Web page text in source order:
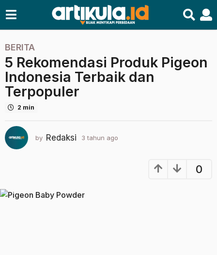
3
t
a
h
u
n
g
o
h
u
BERITA
5 Rekomendasi Produk Pigeon
Indonesia Terbaik dan
Terpopuler
2 min
by Redaksi 3 tahun ago
0